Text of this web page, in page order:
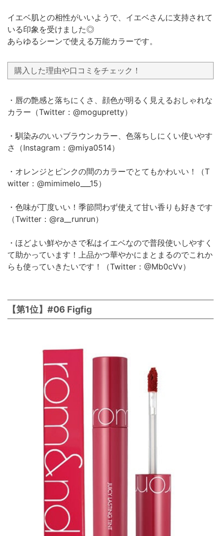
イエベ肌との相性がいいようで、イエベさんに支持されて
いる印象を受けました◎
あらゆるシーンで使える万能カラーです。
購入した理由や口コミをチェック！
・唇の艶感と落ちにくさ、顔色が明るく見えるおしゃれな
カラー（Twitter：@mogupretty）
・馴染みのいいブラウンカラー、色落ちしにくい使いやす
さ（Instagram：@miya0514）
・オレンジとピンクの間のカラーでとてもかわいい！（T
witter：@mimimelo___15）
・色味が丁度いい！季節問わず使えて甘い香りも好きです
（Twitter：@ra__runrun）
・ほどよい鮮やかさで私はイエベなので普段使いしやすく
て助かっています！上品かつ華やかにまとまるのでこれか
らも使っていきたいです！（Twitter：@Mb0cVv）
【第1位】#06 Figfig